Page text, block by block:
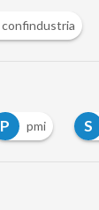
confindustria
P pmi S